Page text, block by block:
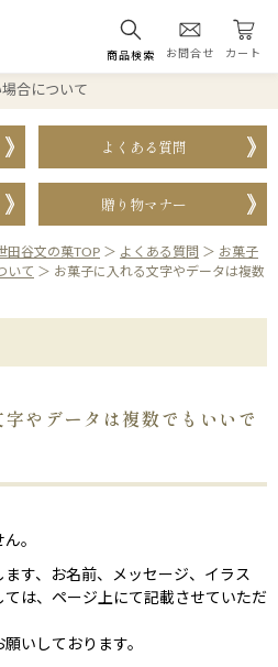
商品検索 お問合せ カート
合について
よくある質問
贈り物マナー
田谷文の菓TOP ＞ よくある質問 ＞ お菓子
いて ＞ お菓子に入れる文字やデータは複数
やデータは複数でもいいで
。
ます、お名前、メッセージ、イラス
ては、ページ上にて記載させていただ
いしております。